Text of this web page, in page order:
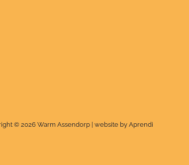
© 2026 Warm Assendorp | website by Aprendi